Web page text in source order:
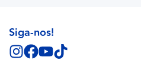
Siga-nos!